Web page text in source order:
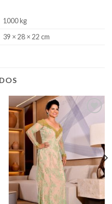
1000 kg
39 × 28 × 22 cm
Add to
wishlist